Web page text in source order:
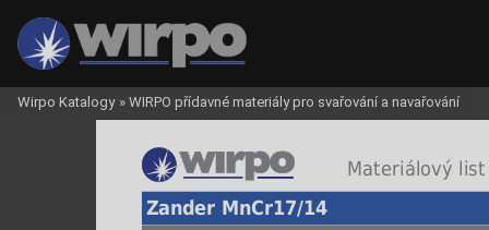
Materiálový list
Zander MnCr17/14
Wirpo Katalogy » WIRPO přídavné materiály pro svařování a navařování